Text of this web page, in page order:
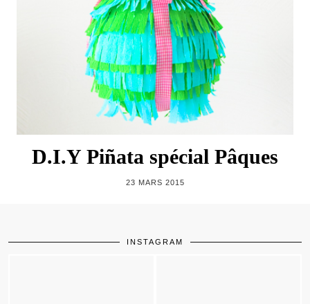
D.I.Y Piñata spécial Pâques
23 MARS 2015
INSTAGRAM